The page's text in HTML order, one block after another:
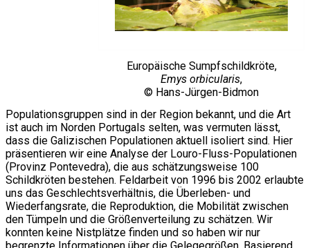
Europäische Sumpfschildkröte,
Emys orbicularis,
© Hans-Jürgen-Bidmon
Populationsgruppen sind in der Region bekannt, und die Art
ist auch im Norden Portugals selten, was vermuten lässt,
dass die Galizischen Populationen aktuell isoliert sind. Hier
präsentieren wir eine Analyse der Louro-Fluss-Populationen
(Provinz Pontevedra), die aus schätzungsweise 100
Schildkröten bestehen. Feldarbeit von 1996 bis 2002 erlaubte
uns das Geschlechtsverhältnis, die Überleben- und
Wiederfangsrate, die Reproduktion, die Mobilität zwischen
den Tümpeln und die Größenverteilung zu schätzen. Wir
konnten keine Nistplätze finden und so haben wir nur